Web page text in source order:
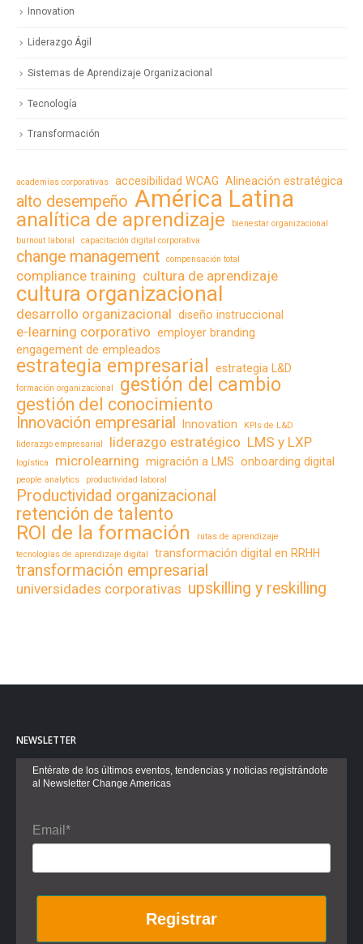
Innovation
Liderazgo Ágil
Sistemas de Aprendizaje Organizacional
Tecnología
Transformación
academias corporativas accesibilidad WCAG Alineación estratégica
alto desempeño América Latina
analítica de aprendizaje
bienestar organizacional
burnout laboral
capacitación digital corporativa
change management compensación total
compliance training cultura de aprendizaje
cultura organizacional
desarrollo organizacional diseño instruccional
e-learning corporativo employer branding
engagement de empleados
estrategia empresarial estrategia L&D
formación organizacional gestión del cambio
gestión del conocimiento
Innovación empresarial Innovation
KPIs de L&D
liderazgo empresarial
liderazgo estratégico LMS y LXP
logística microlearning migración a LMS onboarding digital
people analytics productividad laboral
Productividad organizacional
retención de talento
ROI de la formación
rutas de aprendizaje
tecnologías de aprendizaje digital
transformación digital en RRHH
transformación empresarial
universidades corporativas upskilling y reskilling
NEWSLETTER
Entérate de los últimos eventos, tendencias y noticias registrándote
al Newsletter Change Americas
Email*
Registrar